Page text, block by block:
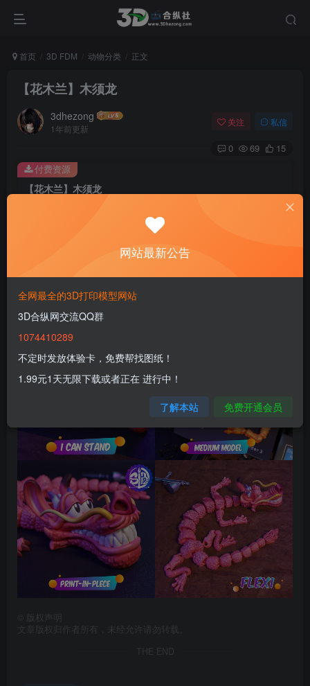
首页 3D FDM 动物分类 正文
【花木兰】木须龙
3dhezong
1年前更新
关注 私信
0 69 15
【花木兰】木须龙
100
免费
付费资源
版权声明
文章版权归作者所有，未经允许请勿转载。
THE END
网站最新公告
全网最全的3D打印模型网站
3D合纵网交流QQ群
1074410289
不定时发放体验卡，免费帮找图纸！
1.99元1天无限下载或者正在 进行中！
了解本站 免费开通会员